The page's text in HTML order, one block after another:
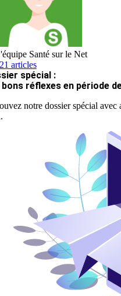
Santé sur le Net
articles
spécial :
bons réflexes en période
notre dossier spécial avec